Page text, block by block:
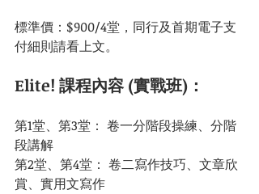
標準價：$900/4堂，同行及首期電子支
付細則請看上文。
Elite! 課程內容 (實戰班)：
第1堂、第3堂： 卷一分階段操練、分階
段講解
第2堂、第4堂： 卷二寫作技巧、文章欣
賞、實用文寫作